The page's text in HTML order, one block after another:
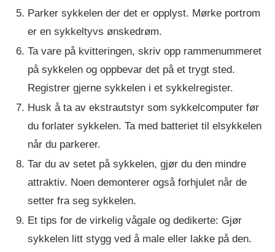
Parker sykkelen der det er opplyst. Mørke portrom
er en sykkeltyvs ønskedrøm.
Ta vare på kvitteringen, skriv opp rammenummeret
på sykkelen og oppbevar det på et trygt sted.
Registrer gjerne sykkelen i et sykkelregister.
Husk å ta av ekstrautstyr som sykkelcomputer før
du forlater sykkelen. Ta med batteriet til elsykkelen
når du parkerer.
Tar du av setet på sykkelen, gjør du den mindre
attraktiv. Noen demonterer også forhjulet når de
setter fra seg sykkelen.
Et tips for de virkelig vågale og dedikerte: Gjør
sykkelen litt stygg ved å male eller lakke på den.